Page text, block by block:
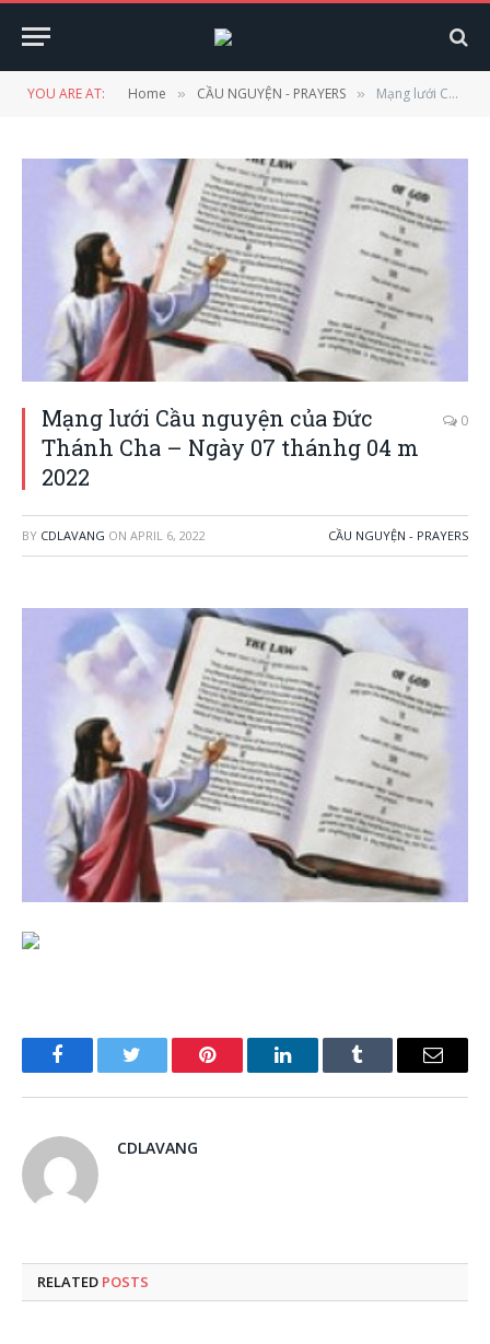
YOU ARE AT: Home » CẦU NGUYỆN - PRAYERS » Mạng lưới Cầu nguyện của Đức Thánh Cha – Ngày 07 thánhg 04 m 2022
Mạng lưới Cầu nguyện của Đức
Thánh Cha – Ngày 07 thánhg 04 m
2022
0
BY CDLAVANG ON APRIL 6, 2022 CẦU NGUYỆN - PRAYERS
FacebookTwitter Pinterest LinkedInTumblr Email
CDLAVANG
RELATED POSTS